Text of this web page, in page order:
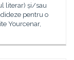
literar) și/sau
pentru o
Yourcenar,